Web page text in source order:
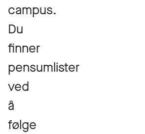
campus.
Du
finner
pensumlister
ved
å
følge